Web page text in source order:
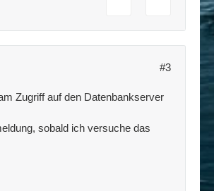
#3
Zugriff auf den Datenbankserver
sobald ich versuche das